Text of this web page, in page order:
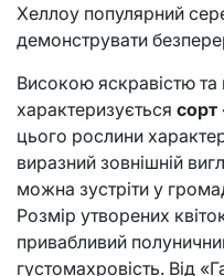
Хеллоу популярний
демонструвати
Високою яскравістю та
характеризується сорт
цього рослини
виразний зовнішній
можна зустріти у
Розмір утворених
привабливий
густомахровість. Від